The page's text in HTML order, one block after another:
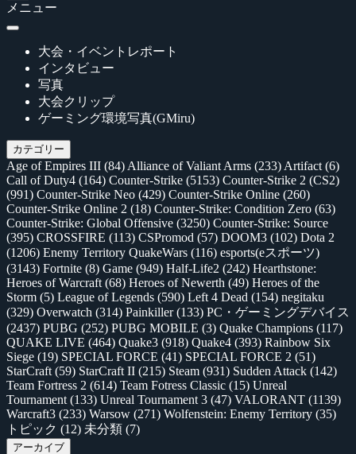
メニュー
大会・イベントレポート
インタビュー
写真
大会クリップ
ゲーミング環境写真(GMiru)
カテゴリー
Age of Empires III (84) Alliance of Valiant Arms (233) Artifact (6)
Call of Duty4 (164) Counter-Strike (5153) Counter-Strike 2 (CS2)
(991) Counter-Strike Neo (429) Counter-Strike Online (260)
Counter-Strike Online 2 (18) Counter-Strike: Condition Zero (63)
Counter-Strike: Global Offensive (3250) Counter-Strike: Source
(395) CROSSFIRE (113) CSPromod (57) DOOM3 (102) Dota 2
(1206) Enemy Territory QuakeWars (116) esports(eスポーツ)
(3143) Fortnite (8) Game (949) Half-Life2 (242) Hearthstone:
Heroes of Warcraft (68) Heroes of Newerth (49) Heroes of the
Storm (5) League of Legends (590) Left 4 Dead (154) negitaku
(329) Overwatch (314) Painkiller(133) PC・ゲーミングデバイス
(2437) PUBG (252) PUBG MOBILE (3) Quake Champions (117)
QUAKE LIVE (464) Quake3 (918) Quake4 (393) Rainbow Six
Siege (19) SPECIAL FORCE (41) SPECIAL FORCE 2 (51)
StarCraft (59) StarCraft II (215) Steam (931) Sudden Attack (142)
Team Fortress 2 (614) Team Fotress Classic (15) Unreal
Tournament (133) Unreal Tournament 3 (47) VALORANT (1139)
Warcraft3 (233) Warsow (271) Wolfenstein: Enemy Territory (35)
トピック (12) 未分類 (7)
アーカイブ